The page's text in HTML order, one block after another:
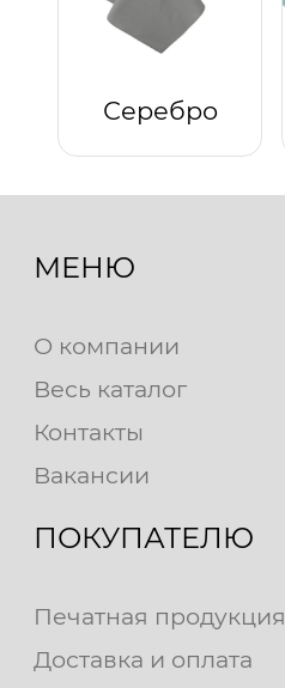
Серебро
МЕНЮ
О компании
Весь каталог
Контакты
Вакансии
ПОКУПАТЕЛЮ
Печатная продукция
Доставка и оплата